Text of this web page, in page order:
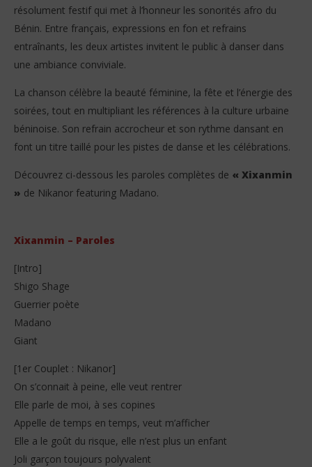
NOW VIEWING
Nikanor ft Madano – Xixanmin (Lyrics / Paroles)
5
2026
Stone
résolument festif qui met à l’honneur les sonorités afro du
Bénin. Entre français, expressions en fon et refrains
entraînants, les deux artistes invitent le public à danser dans
une ambiance conviviale.
La chanson célèbre la beauté féminine, la fête et l’énergie des
soirées, tout en multipliant les références à la culture urbaine
béninoise. Son refrain accrocheur et son rythme dansant en
font un titre taillé pour les pistes de danse et les célébrations.
Découvrez ci-dessous les paroles complètes de « Xixanmin
» de Nikanor featuring Madano.
Xixanmin – Paroles
[Intro]
Shigo Shage
Guerrier poète
Madano
Giant
[1er Couplet : Nikanor]
On s’connait à peine, elle veut rentrer
Elle parle de moi, à ses copines
Appelle de temps en temps, veut m’afficher
Elle a le goût du risque, elle n’est plus un enfant
Joli garçon toujours polyvalent